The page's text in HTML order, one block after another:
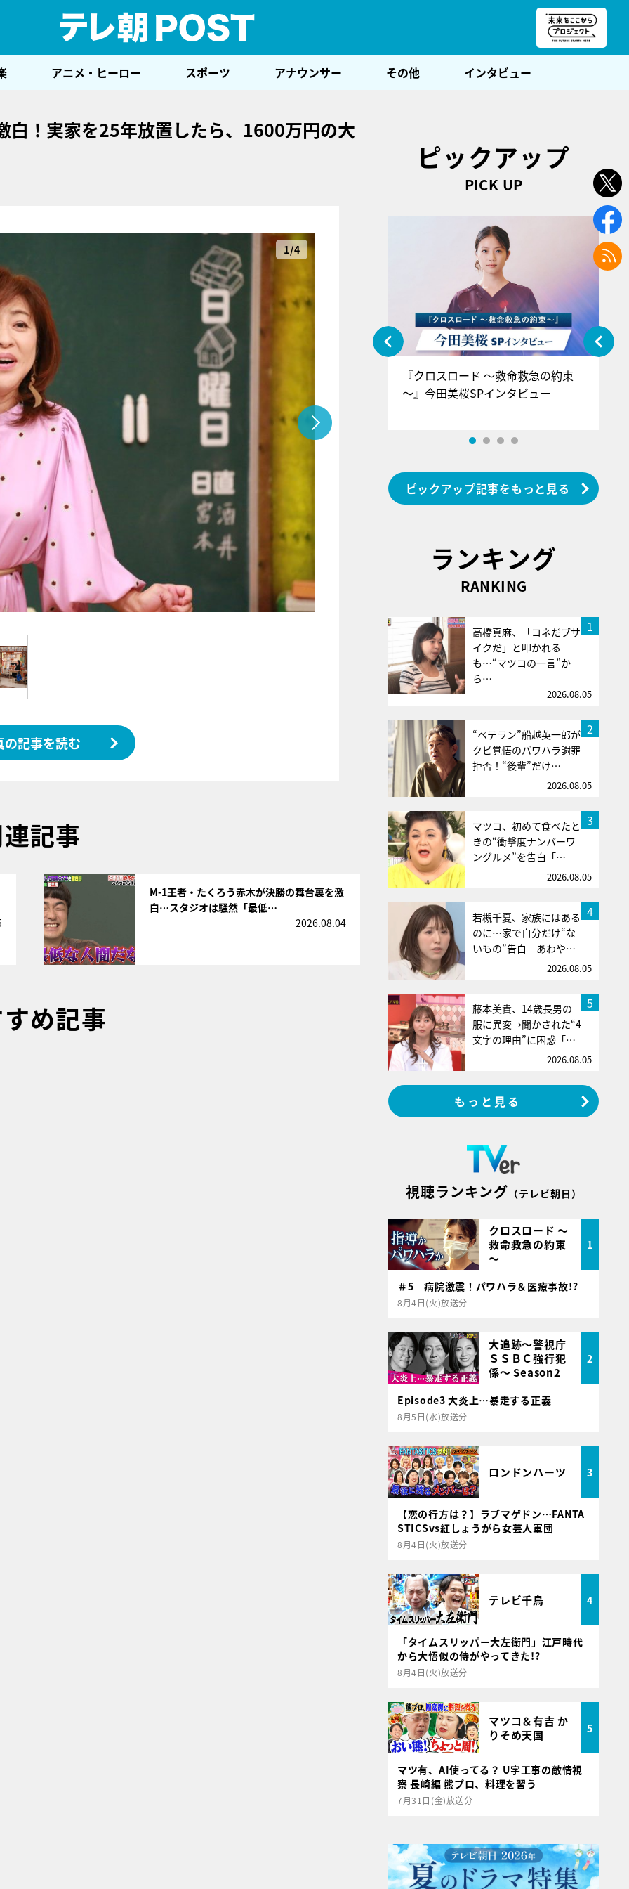
アニメ・ヒーロー スポーツ アナウンサー その他 インタビュー
白！実家を25年放置したら、1600万円の大
1/4
の記事を読む
記事
M-1王者・たくろう赤木が決勝の舞台裏を激
白…スタジオは騒然「最低…
2026.08.04
め記事
ピックアップ
PICK UP
『アイ＝ラブ！げーみんぐ』＝LOV
E齋藤樹愛羅＆佐々木舞香SPインタ
ビュー
『クロスロード ～救命救急の約束
～』今田美桜SPインタビュー
ピックアップ記事をもっと見る
ランキング
RANKING
1
高橋真麻、「コネだブサ
イクだ」と叩かれる
も…“マツコの一言”か
ら…
2026.08.05
2
“ベテラン”船越英一郎が
クビ覚悟のパワハラ謝罪
拒否！“後輩”だけ…
2026.08.05
3
マツコ、初めて食べたと
きの“衝撃度ナンバーワ
ングルメ”を告白「…
2026.08.05
4
若槻千夏、家族にはある
のに…家で自分だけ“な
いもの”告白 あわや…
2026.08.05
5
藤本美貴、14歳長男の
服に異変→聞かされた“4
文字の理由”に困惑「…
2026.08.05
もっと見る
視聴ランキング （テレビ朝日）
クロスロード ～
救命救急の約束
～
1
＃5 病院激震！パワハラ＆医療事故!?
8月4日(火)放送分
大追跡～警視庁
ＳＳＢＣ強行犯
係～ Season2
2
Episode3 大炎上…暴走する正義
8月5日(水)放送分
ロンドンハーツ 3
【恋の行方は？】ラブマゲドン…FANTA
STICSvs紅しょうがら女芸人軍団
8月4日(火)放送分
テレビ千鳥 4
「タイムスリッパー大左衛門」江戸時代
から大悟似の侍がやってきた!?
8月4日(火)放送分
マツコ＆有吉 か
りそめ天国
5
マツ有、AI使ってる？ U字工事の敵情視
察 長崎編 熊プロ、料理を習う
7月31日(金)放送分